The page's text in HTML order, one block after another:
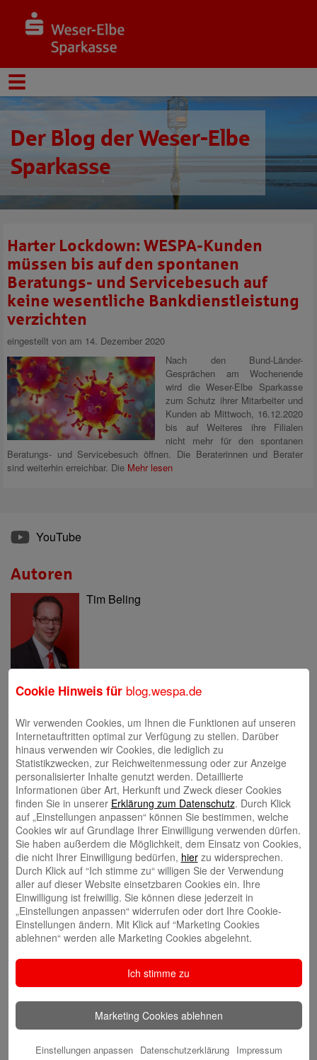
Der Blog der Weser-Elbe
Sparkasse
Harter Lockdown: WESPA-Kunden
müssen bis auf den spontanen
Beratungs- und Servicebesuch auf
keine wesentliche Bankdienstleistung
verzichten
eingestellt von am 14. Dezember 2020
Nach den Bund-Länder-
Gesprächen am Wochenende
wird die Weser-Elbe Sparkasse
zum Schutz ihrer Mitarbeiter und
Kunden ab Mittwoch, 16.12.2020
bis auf Weiteres ihre Filialen
nicht mehr für den spontanen
Beratungs- und Servicebesuch öffnen. Die Beraterinnen und Berater
sind weiterhin erreichbar. Die Mehr lesen
YouTube
Autoren
Tim Beling
Eva Bläsen
Tina Blatz-Ruhnau
Annette Butzke
Ninia Käckenmester
Cookie Hinweis für blog.wespa.de
Wir verwenden Cookies, um Ihnen die Funktionen auf unseren
Internetauftritten optimal zur Verfügung zu stellen. Darüber
hinaus verwenden wir Cookies, die lediglich zu
Statistikzwecken, zur Reichweitenmessung oder zur Anzeige
personalisierter Inhalte genutzt werden. Detaillierte
Informationen über Art, Herkunft und Zweck dieser Cookies
finden Sie in unserer Erklärung zum Datenschutz. Durch Klick
auf „Einstellungen anpassen“ können Sie bestimmen, welche
Cookies wir auf Grundlage Ihrer Einwilligung verwenden dürfen.
Sie haben außerdem die Möglichkeit, dem Einsatz von Cookies,
die nicht Ihrer Einwilligung bedürfen, hierzu widersprechen.
Durch Klick auf “Ich stimme zu“ willigen Sie der Verwendung
aller auf dieser Website einsetzbaren Cookies ein. Ihre
Einwilligung ist freiwillig. Sie können diese jederzeit in
„Einstellungen anpassen“ widerrufen oder dort Ihre Cookie-
Einstellungen ändern. Mit Klick auf “Marketing Cookies
ablehnen“ werden alle Marketing Cookies abgelehnt.
Ich stimme zu
Marketing Cookies ablehnen
Einstellungen anpassen Datenschutzerklärung Impressum